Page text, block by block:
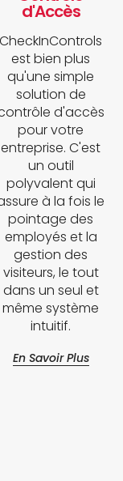
d'Accès
CheckInControls
est bien plus
qu'une simple
solution de
d'accès
pour votre
entreprise. C'est
un outil
polyvalent qui
à la fois le
pointage des
employés et la
gestion des
visiteurs, le tout
dans un seul et
même système
intuitif.
En Savoir Plus